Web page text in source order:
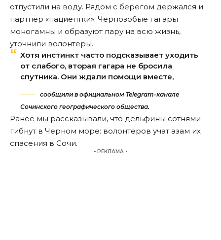
отпустили на воду. Рядом с берегом держался и
партнер «пациентки». Чернозобые гагары
моногамны и образуют пару на всю жизнь,
уточнили волонтеры.
Хотя инстинкт часто подсказывает уходить
от слабого, вторая гагара не бросила
спутника. Они ждали помощи вместе,
сообщили в официальном Telegram-канале
Сочинского географического общества.
Ранее мы рассказывали, что дельфины сотнями
гибнут в Черном море: волонтеров учат азам их
спасения в Сочи.
- РЕКЛАМА -